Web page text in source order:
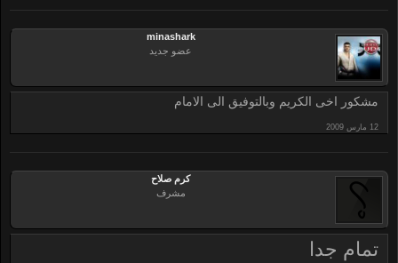
ودمتم بحفظ الله
minashark
عضو جديد
مشكور اخى الكريم وبالتوفيق الى الامام
كرم صلاح
مشرف
تمام جدا